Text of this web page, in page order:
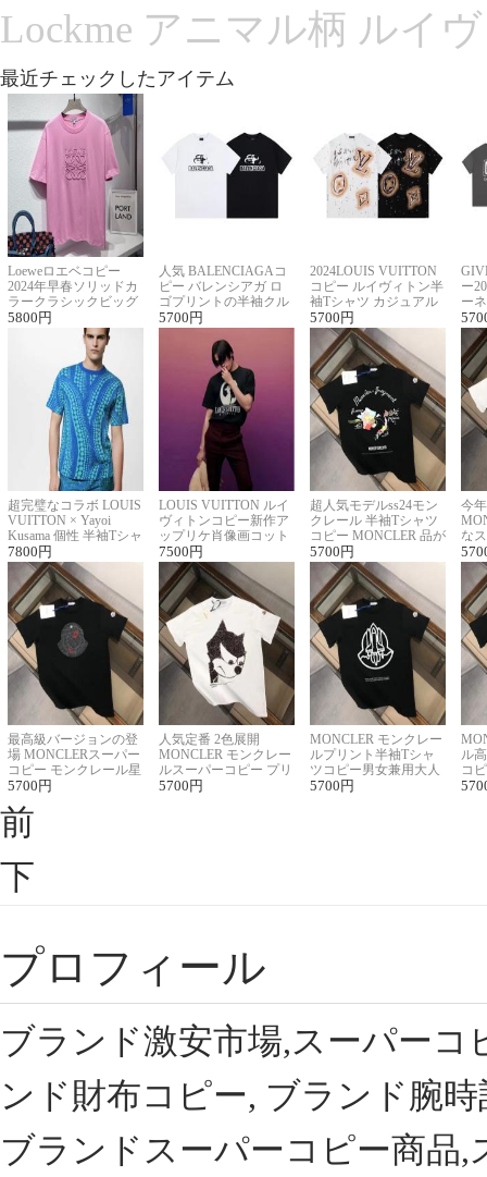
Lockme アニマル柄 ルイ
最近チェックしたアイテム
Loeweロエベコピー
2024年早春ソリッドカ
ラークラシックビッグ
ロゴ刺繍Tシャツ
5800 円
人気 BALENCIAGAコ
ピー バレンシアガ ロ
ゴプリントの半袖クル
ーネックTシャツ
5700 円
2024LOUIS VUITTON
コピー ルイヴィトン半
袖Tシャツ カジュアル
に馴染む 2色展開
5700 円
ー
ー
ー
超完璧なコラボ LOUIS
VUITTON × Yayoi
Kusama 個性 半袖Tシャ
ツコピー男女兼用
7800 円
LOUIS VUITTON ルイ
ヴィトンコピー新作ア
ップリケ肖像画コット
ンニット半袖Tシャツ
7500 円
超人気モデルss24モン
クレール 半袖Tシャツ
コピー MONCLER 品が
良く見た目
5700 円
今
な
ル
最高級バージョンの登
場 MONCLERスーパー
コピー モンクレール星
座半袖Tシャツ
5700 円
人気定番 2色展開
MONCLER モンクレー
ルスーパーコピー プリ
ント半袖Tシャツ
5700 円
MONCLER モンクレー
ルプリント半袖Tシャ
ツコピー男女兼用大人
可愛い春夏コーデ
5700 円
ル
コ
ィ
前
下
プロフィール
ブランド激安市場,スーパー
ンド財布コピー, ブランド腕
ブランドスーパーコピー商品